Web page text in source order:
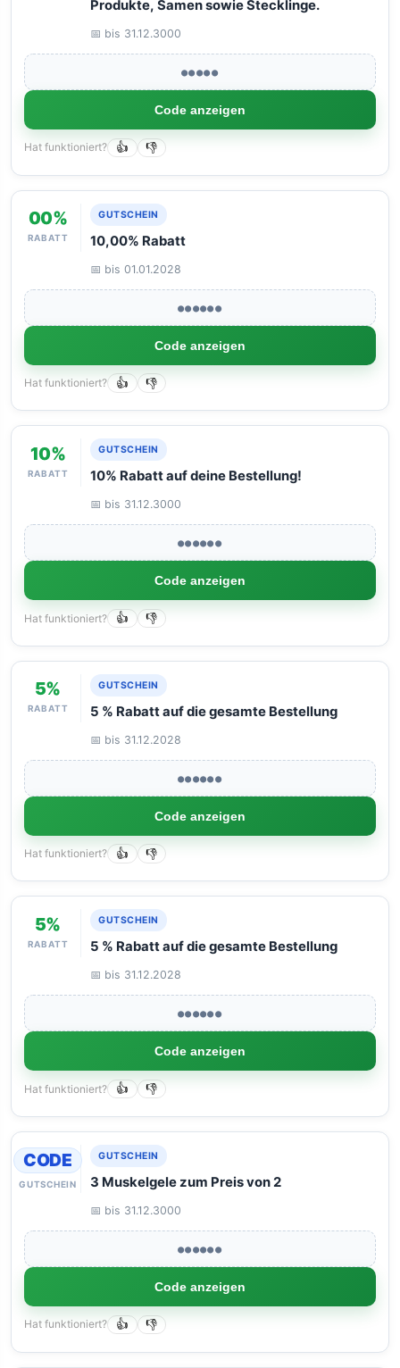
Produkte, Samen sowie Stecklinge.
📅 bis 31.12.3000
●●●●●
Code anzeigen
Hat funktioniert? 👍 👎
00%
RABATT
GUTSCHEIN
10,00% Rabatt
📅 bis 01.01.2028
●●●●●●
Code anzeigen
Hat funktioniert? 👍 👎
10%
RABATT
GUTSCHEIN
10% Rabatt auf deine Bestellung!
📅 bis 31.12.3000
●●●●●●
Code anzeigen
Hat funktioniert? 👍 👎
5%
RABATT
GUTSCHEIN
5 % Rabatt auf die gesamte Bestellung
📅 bis 31.12.2028
●●●●●●
Code anzeigen
Hat funktioniert? 👍 👎
5%
RABATT
GUTSCHEIN
5 % Rabatt auf die gesamte Bestellung
📅 bis 31.12.2028
●●●●●●
Code anzeigen
Hat funktioniert? 👍 👎
CODE
GUTSCHEIN
GUTSCHEIN
3 Muskelgele zum Preis von 2
📅 bis 31.12.3000
●●●●●●
Code anzeigen
Hat funktioniert? 👍 👎